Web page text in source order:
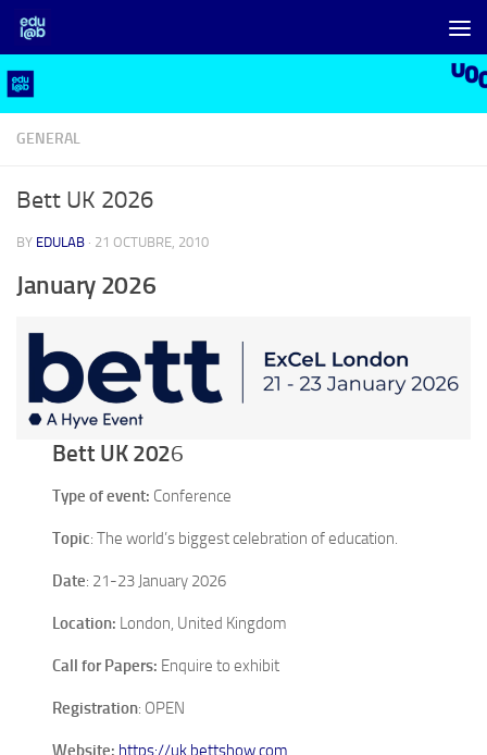
Skip to content
GENERAL
Bett UK 2026
BY EDULAB · 21 OCTUBRE, 2010
January 2026
Bett UK 2026
Type of event: Conference
Topic: The world’s biggest celebration of education.
Date: 21-23 January 2026
Location: London, United Kingdom
Call for Papers: Enquire to exhibit
Registration: OPEN
Website: https://uk.bettshow.com